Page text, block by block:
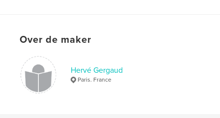
Over de maker
Hervé Gergaud
Paris. France